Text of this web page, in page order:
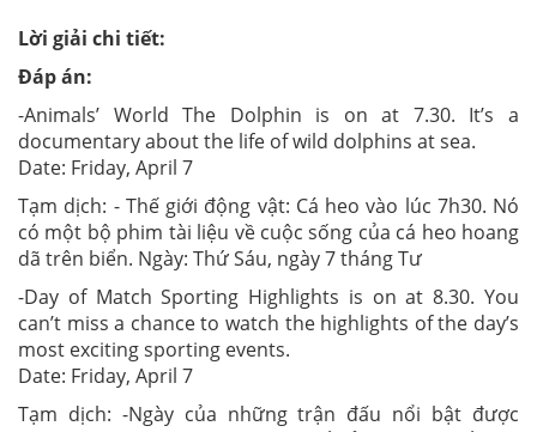
Lời giải chi tiết:
Đáp án:
-Animals’ World The Dolphin is on at 7.30. It’s a
documentary about the life of wild dolphins at sea.
Date: Friday, April 7
Tạm dịch: - Thế giới động vật: Cá heo vào lúc 7h30. Nó
có một bộ phim tài liệu về cuộc sống của cá heo hoang
dã trên biển. Ngày: Thứ Sáu, ngày 7 tháng Tư
-Day of Match Sporting Highlights is on at 8.30. You
can’t miss a chance to watch the highlights of the day’s
most exciting sporting events.
Date: Friday, April 7
Tạm dịch: -Ngày của những trận đấu nổi bật được